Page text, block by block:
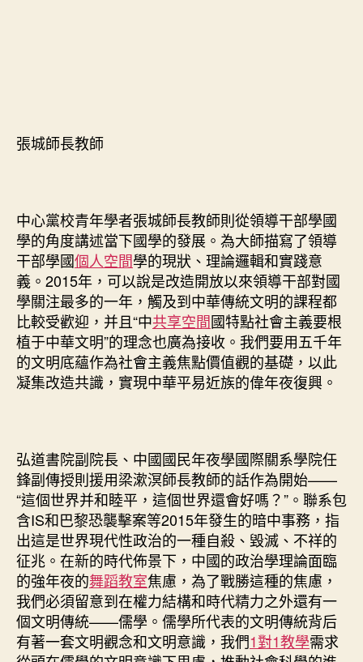
張城師長教師
中心黨校青年學者張城師長教師則從領導干部學國
學的角度講述當下國學的發展。為大師描寫了領導
干部學國個人空間學的現狀、理論邏輯和實踐意
義。2015年，可以說是改造開放以來領導干部對國
學關注最多的一年，觸及到中華傳統文明的課程都
比較受歡迎，并且“中共享空間國特點社會主義要根
植于中華文明”的理念也廣為接收。我們要用五千年
的文明底蘊作為社會主義焦點價值觀的基礎，以此
凝集改造共識，實現中華平易近族的偉年夜復興。
弘道書院副院長、中國國民年夜學國際關系學院任
鋒副傳授則援用梁漱溟師長教師的話作為開始——
“這個世界并和睦平，這個世界還會好嗎？”。聯系包
含IS和巴黎恐襲擊案等2015年發生的暗中事務，指
出這是世界現代性政治的一種自殺、毀滅、不祥的
征兆。在新的時代佈景下，中國的政治學理論面臨
的強年夜的舞蹈教室焦慮，為了戰勝這種的焦慮，
我們必須留意到在權力結構和時代精力之外還有一
個文明傳統——儒學。儒學所代表的文明傳統背后
有著一套文明觀念和文明意識，我們1對1教學需求